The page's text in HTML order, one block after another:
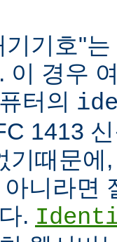
기호"
이 경우
터의
1413
기때문에
니라면
.